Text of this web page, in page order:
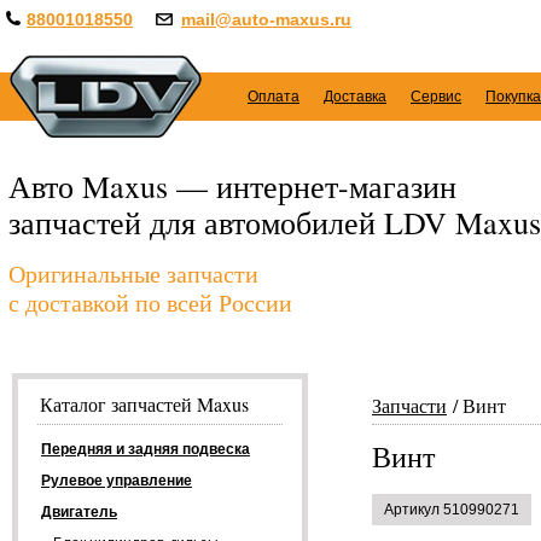
88001018550 mail@auto-maxus.ru
Оплата Доставка Сервис
Авто Maxus — интернет-магазин
запчастей для автомобилей LDV Maxus
Оригинальные запчасти
с доставкой по всей России
Запчасти Винт
Винт
Артикул 510990271
Каталог запчастей Maxus
Передняя и задняя подвеска
Рулевое управление
Двигатель